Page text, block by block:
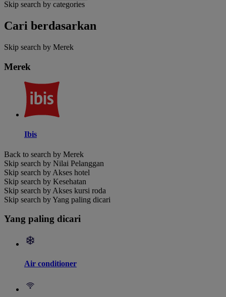
Skip search by categories
Cari berdasarkan
Skip search by Merek
Merek
Ibis
Back to search by Merek
Skip search by Nilai Pelanggan
Skip search by Akses hotel
Skip search by Kesehatan
Skip search by Akses kursi roda
Skip search by Yang paling dicari
Yang paling dicari
Air conditioner